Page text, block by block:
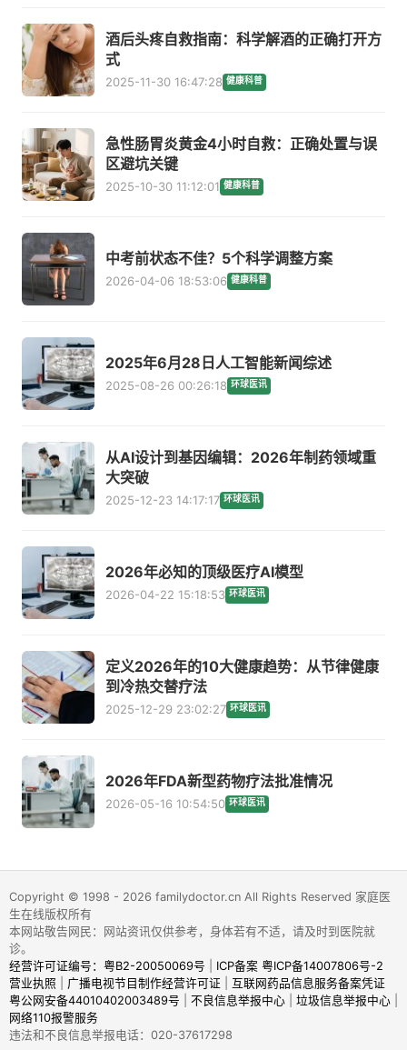
酒后头疼自救指南：科学解酒的正确打开方
式
2025-11-30 16:47:28 健康科普
急性肠胃炎黄金4小时自救：正确处置与误
区避坑关键
2025-10-30 11:12:01 健康科普
中考前状态不佳？5个科学调整方案
2026-04-06 18:53:06 健康科普
2025年6月28日人工智能新闻综述
2025-08-26 00:26:18 环球医讯
从AI设计到基因编辑：2026年制药领域重
大突破
2025-12-23 14:17:17 环球医讯
2026年必知的顶级医疗AI模型
2026-04-22 15:18:53 环球医讯
定义2026年的10大健康趋势：从节律健康
到冷热交替疗法
2025-12-29 23:02:27 环球医讯
2026年FDA新型药物疗法批准情况
2026-05-16 10:54:50 环球医讯
Copyright © 1998 - 2026 familydoctor.cn All Rights Reserved 家庭医
生在线版权所有
本网站敬告网民：网站资讯仅供参考，身体若有不适，请及时到医院就
诊。
经营许可证编号：粤B2-20050069号
ICP备案 粤ICP备14007806号-2
营业执照
广播电视节目制作经营许可证
互联网药品信息服务备案凭证
粤公网安备44010402003489号
不良信息举报中心| 垃圾信息举报中心|
网络110报警服务
违法和不良信息举报电话：020-37617298